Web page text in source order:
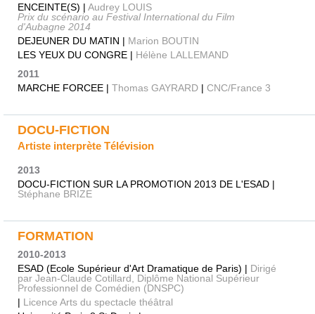
ENCEINTE(S) | Audrey LOUIS
Prix du scénario au Festival International du Film
d'Aubagne 2014
DEJEUNER DU MATIN | Marion BOUTIN
LES YEUX DU CONGRE | Hélène LALLEMAND
2011
MARCHE FORCEE | Thomas GAYRARD | CNC/France 3
DOCU-FICTION
Artiste interprète Télévision
2013
DOCU-FICTION SUR LA PROMOTION 2013 DE L'ESAD |
Stéphane BRIZE
FORMATION
2010-2013
ESAD (Ecole Supérieur d'Art Dramatique de Paris) | Dirigé
par Jean-Claude Cotillard, Diplôme National Supérieur
Professionnel de Comédien (DNSPC)
| Licence Arts du spectacle théâtral